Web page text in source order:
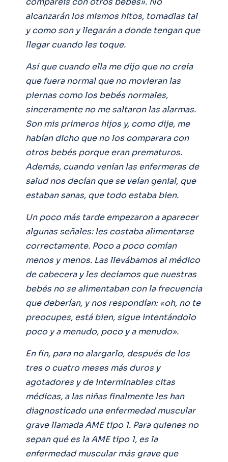
alcanzarán los mismos hitos, tomadlas tal
y como son y llegarán a donde tengan que
llegar cuando les toque.
Así que cuando ella me dijo que no creía
que fuera normal que no movieran las
piernas como los bebés normales,
sinceramente no me saltaron las alarmas.
Son mis primeros hijos y, como dije, me
habían dicho que no los comparara con
otros bebés porque eran prematuros.
Además, cuando venían las enfermeras de
salud nos decían que se veían genial, que
estaban sanas, que todo estaba bien.
Un poco más tarde empezaron a aparecer
algunas señales: les costaba alimentarse
correctamente. Poco a poco comían
menos y menos. Las llevábamos al médico
de cabecera y les decíamos que nuestras
bebés no se alimentaban con la frecuencia
que deberían, y nos respondían: «oh, no te
preocupes, está bien, sigue intentándolo
poco y a menudo, poco y a menudo».
En fin, para no alargarlo, después de los
tres o cuatro meses más duros y
agotadores y de interminables citas
médicas, a las niñas finalmente les han
diagnosticado una enfermedad muscular
grave llamada AME tipo 1. Para quienes no
sepan qué es la AME tipo 1, es la
enfermedad muscular más grave que